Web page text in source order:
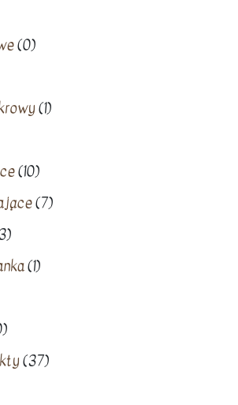
(0)
(1)
(10)
(7)
(1)
(37)